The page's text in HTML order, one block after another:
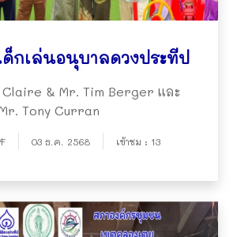
กเล่นอนุบาลดวงประทีป
& Mr. Tim Berger และ
Tony Curran
03 ธ.ค. 2568 เข้าชม : 13